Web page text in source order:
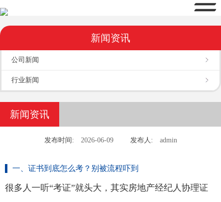
新闻资讯
公司新闻
行业新闻
新闻资讯
发布时间: 2026-06-09 发布人: admin
一、证书到底怎么考？别被流程吓到
很多人一听“考证”就头大，其实房地产经纪人协理证